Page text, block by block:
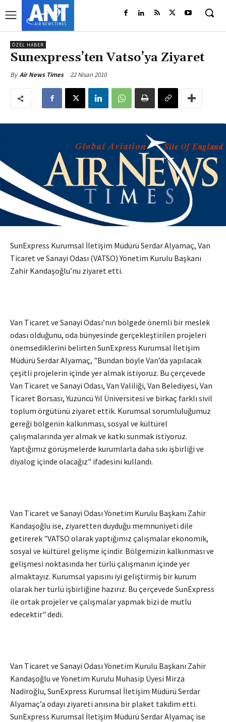
ÖZEL HABER
Sunexpress’ten Vatso’ya Ziyaret
By Air News Times 22 Nisan 2010
SunExpress Kurumsal İletişim Müdürü Serdar Alyamaç, Van
Ticaret ve Sanayi Odası (VATSO) Yönetim Kurulu Başkanı
Zahir Kandaşoğlu’nu ziyaret etti.
Van Ticaret ve Sanayi Odası’nın bölgede önemli bir meslek
odası olduğunu, oda bünyesinde gerçekleştirilen projeleri
önemsediklerini belirten SunExpress Kurumsal İletişim
Müdürü Serdar Alyamaç, "Bundan böyle Van’da yapılacak
çeşitli projelerin içinde yer almak istiyoruz. Bu çerçevede
Van Ticaret ve Sanayi Odası, Van Valiliği, Van Belediyesi, Van
Ticaret Borsası, Yüzüncü Yıl Üniversitesi ve birkaç farklı sivil
toplum örgütünü ziyaret ettik. Kurumsal sorumluluğumuz
gereği bölgenin kalkınması, sosyal ve kültürel
çalışmalarında yer almak ve katkı sunmak istiyoruz.
Yaptığımız görüşmelerde kurumlarla daha sıkı işbirliği ve
diyalog içinde olacağız" ifadesini kullandı.
Van Ticaret ve Sanayi Odası Yönetim Kurulu Başkanı Zahir
Kandaşoğlu ise, ziyaretten duyduğu memnuniyeti dile
getirerek "VATSO olarak yaptığımız çalışmalar ekonomik,
sosyal ve kültürel gelişme içindir. Bölgemizin kalkınması ve
gelişmesi noktasında her türlü çalışmanın içinde yer
almaktayız. Kurumsal yapısını iyi geliştirmiş bir kurum
olarak her türlü işbirliğine hazırız. Bu çerçevede SunExpress
ile ortak projeler ve çalışmalar yapmak bizi de mutlu
edecektir" dedi.
Van Ticaret ve Sanayi Odası Yönetim Kurulu Başkanı Zahir
Kandaşoğlu ve Yönetim Kurulu Muhasip Üyesi Mirza
Nadiroğlu, SunExpress Kurumsal İletişim Müdürü Serdar
Alyamaç’a odayı ziyareti anısına bir plaket takdim etti.
SunExpress Kurumsal İletişim Müdürü Serdar Alyamaç ise